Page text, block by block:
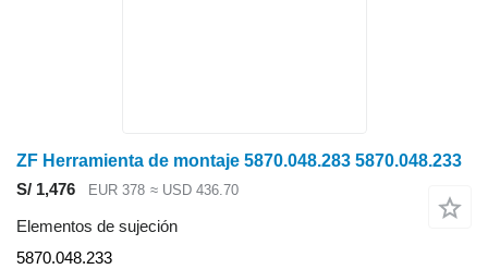
ZF Herramienta de montaje 5870.048.283 5870.048.233
S/ 1,476
EUR 378 ≈ USD 436.70
Elementos de sujeción
5870.048.233